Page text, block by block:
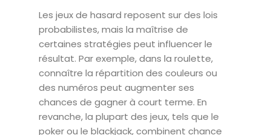
Les jeux de hasard reposent sur des lois
probabilistes, mais la maîtrise de
certaines stratégies peut influencer le
résultat. Par exemple, dans la roulette,
connaître la répartition des couleurs ou
des numéros peut augmenter ses
chances de gagner à court terme. En
revanche, la plupart des jeux, tels que le
poker ou le blackjack, combinent chance